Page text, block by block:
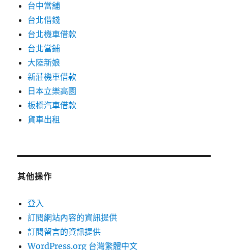
台中當舖
台北借錢
台北機車借款
台北當鋪
大陸新娘
新莊機車借款
日本立樂高園
板橋汽車借款
貨車出租
其他操作
登入
訂閱網站內容的資訊提供
訂閱留言的資訊提供
WordPress.org 台灣繁體中文